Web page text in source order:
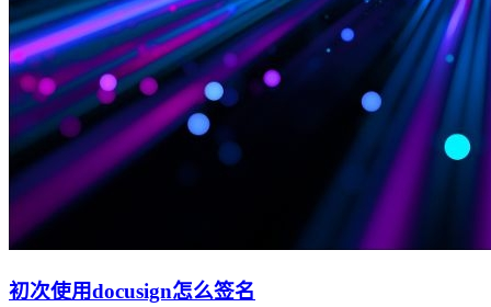
初次使用docusign怎么签名